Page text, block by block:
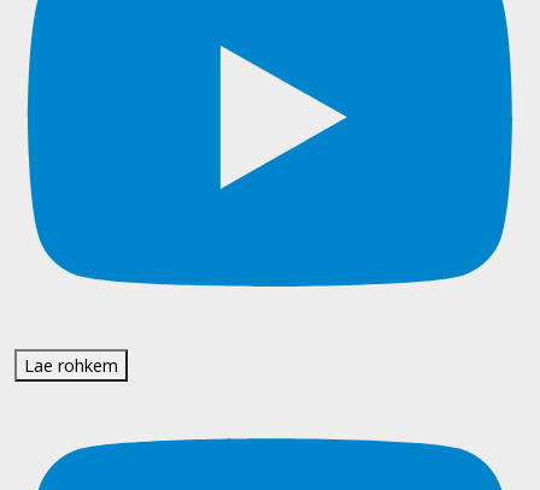
Lae rohkem